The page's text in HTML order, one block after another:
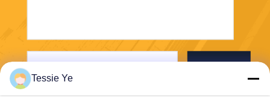
Tessie Ye